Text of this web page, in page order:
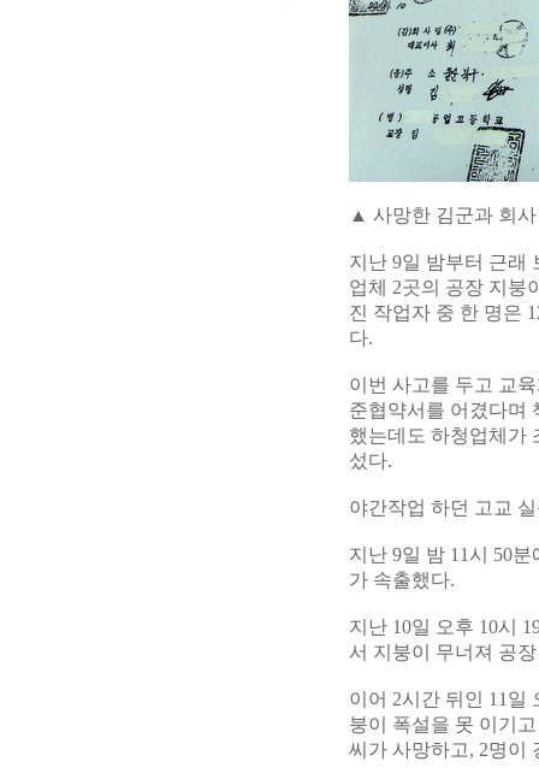
▲ 사망한 김군과 회
지난 9일 밤부터 근래
업체 2곳의 공장 지붕
진 작업자 중 한 명은
다.
이번 사고를 두고 교
준협약서를 어겼다며
했는데도 하청업체가
섰다.
야간작업 하던 고교
지난 9일 밤 11시 50
가 속출했다.
지난 10일 오후 10시
서 지붕이 무너져 공
이어 2시간 뒤인 11일
붕이 폭설을 못 이기
씨가 사망하고, 2명이